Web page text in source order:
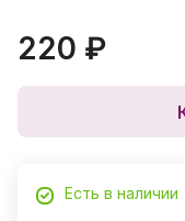
220 ₽
Есть в наличии